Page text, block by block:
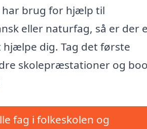
har brug for hjælp til
eller naturfag, så er der
dig. Tag det første
skolepræstationer og
fag i folkeskolen og